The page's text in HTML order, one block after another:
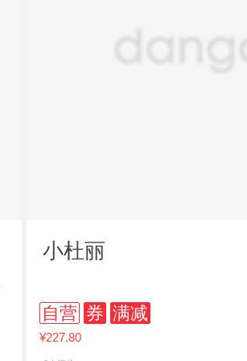
小杜丽
自营 券 满减
¥227.80